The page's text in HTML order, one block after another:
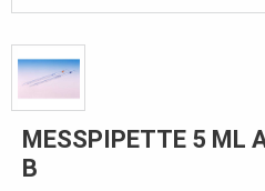
MESSPIPETTE 5 ML
B